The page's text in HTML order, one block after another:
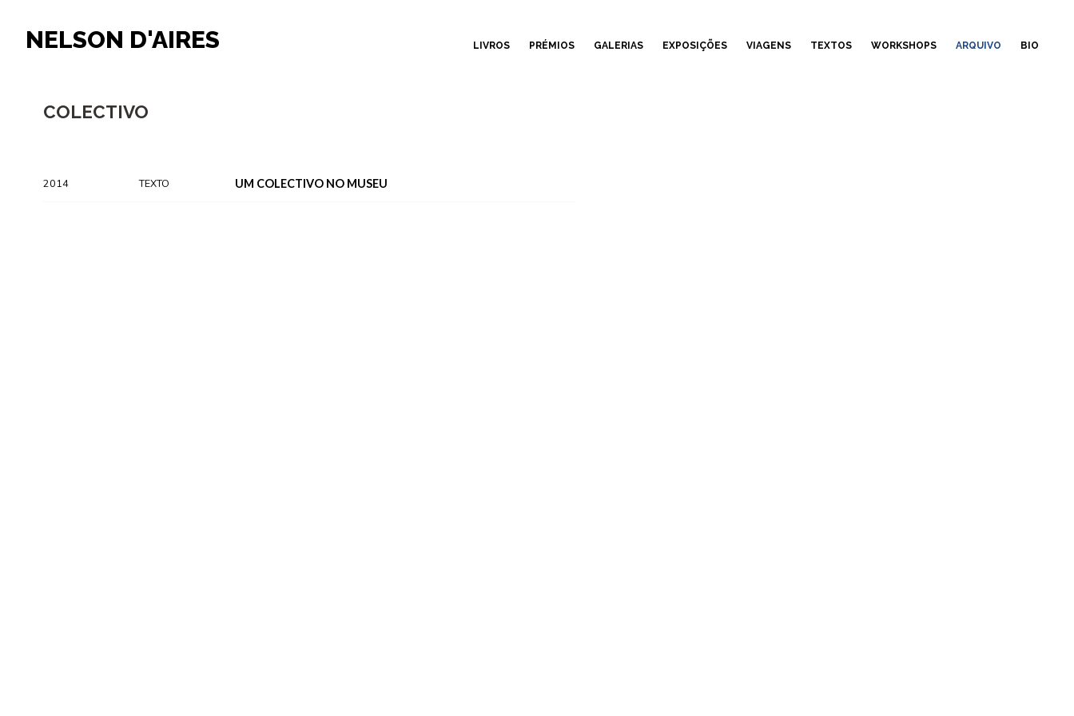
NELSON D'AIRES LIVROS PRÉMIOS GALERIAS EXPOSIÇÕES VIAGENS TEXTOS WORKSHOPS ARQUIVO BIO
COLECTIVO
2014 TEXTO UM COLECTIVO NO MUSEU